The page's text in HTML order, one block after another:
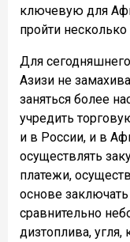
ключевую для
пройти несколько
Для
Азизи не
заняться более
учредить
и в России, и в
осуществлять
платежи,
основе
сравнительно
дизтоплива,